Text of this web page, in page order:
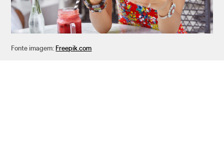
Fonte imagem: Freepik.com